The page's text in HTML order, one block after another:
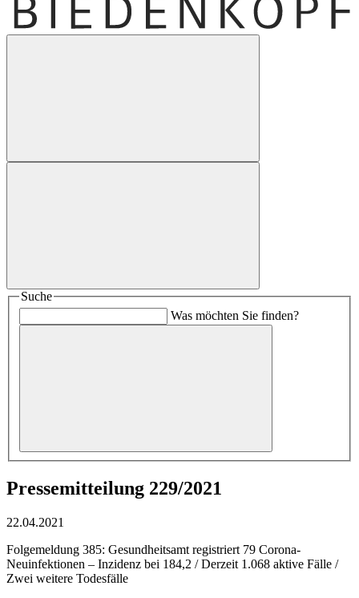
Suche
Was möchten Sie finden?
Pressemitteilung 229/2021
22.04.2021
Folgemeldung 385: Gesundheitsamt registriert 79 Corona-
Neuinfektionen – Inzidenz bei 184,2 / Derzeit 1.068 aktive Fälle /
Zwei weitere Todesfälle